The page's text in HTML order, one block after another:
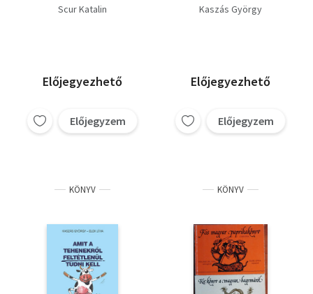
Scur Katalin
Előjegyezhető
Előjegyzem
Kaszás György
Előjegyezhető
Előjegyzem
KÖNYV KÖNYV